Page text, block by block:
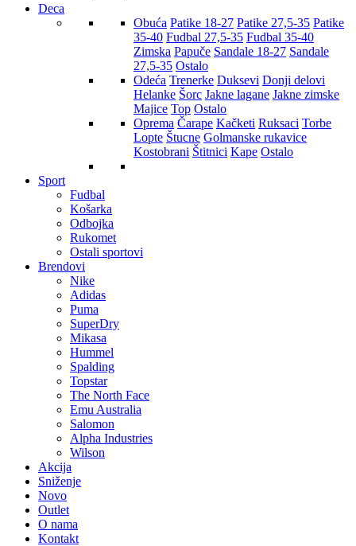
Deca
Obuća Patike 18-27 Patike 27,5-35 Patike
35-40 Fudbal 27,5-35 Fudbal 35-40
Zimska Papuče Sandale 18-27 Sandale
27,5-35 Ostalo
Odeća Trenerke Duksevi Donji delovi
Helanke Šorc Jakne lagane Jakne zimske
Majice Top Ostalo
Oprema Čarape Kačketi Ruksaci Torbe
Lopte Štucne Golmanske rukavice
Kostobrani Štitnici Kape Ostalo
Sport
Fudbal
Košarka
Odbojka
Rukomet
Ostali sportovi
Brendovi
Nike
Adidas
Puma
SuperDry
Mikasa
Hummel
Spalding
Topstar
The North Face
Emu Australia
Salomon
Alpha Industries
Wilson
Akcija
Sniženje
Novo
Outlet
O nama
Kontakt